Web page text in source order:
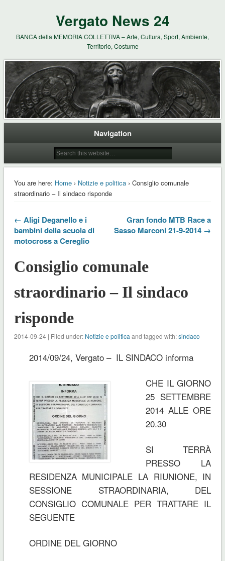
Vergato News 24
BANCA della MEMORIA COLLETTIVA – Arte, Cultura, Sport, Ambiente,
Territorio, Costume
Navigation
You are here: Home› Notizie e politica› Consiglio comunale
straordinario – Il sindaco risponde
← Aligi Deganello e i
bambini della scuola di
motocross a Cereglio
Gran fondo MTB Race a
Sasso Marconi 21-9-2014 →
Consiglio comunale
straordinario – Il sindaco
risponde
2014-09-24 | Filed under: Notizie e politica and tagged with:sindaco
2014/09/24, Vergato – IL SINDACO informa
CHE IL GIORNO
25 SETTEMBRE
2014 ALLE ORE
20.30
SI TERRÀ
PRESSO LA
RESIDENZA MUNICIPALE LA RIUNIONE, IN
SESSIONE STRAORDINARIA, DEL
CONSIGLIO COMUNALE PER TRATTARE IL
SEGUENTE
ORDINE DEL GIORNO